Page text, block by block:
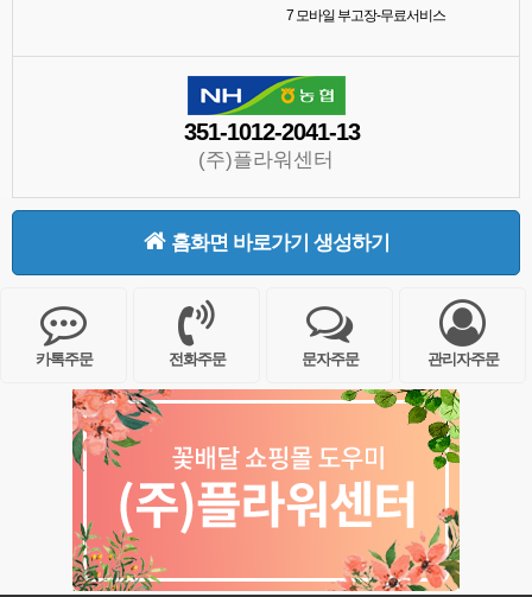
7모바일 부고장-무료서비스
351-1012-2041-13
(주)플라워센터
홈화면 바로가기 생성하기
카톡주문 전화주문 문자주문 관리자주문